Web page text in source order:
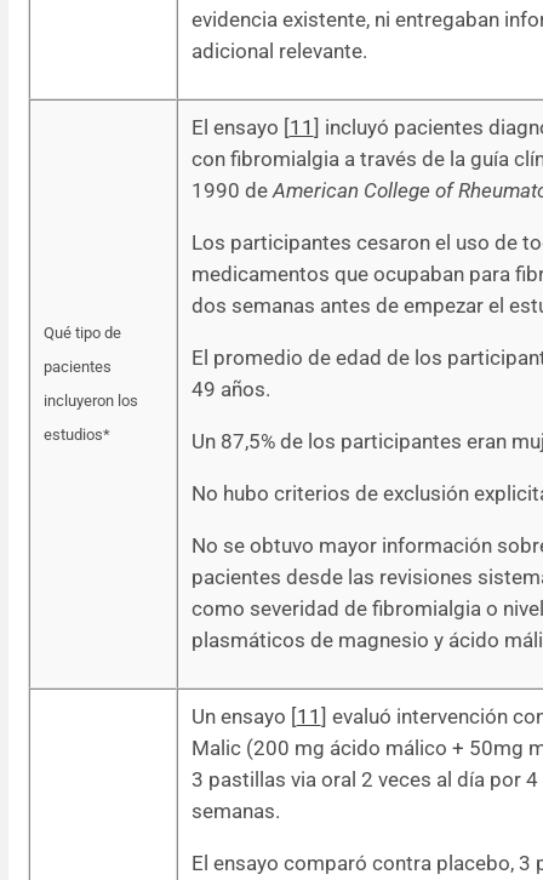
evidencia existente, ni entregaban
adicional relevante.
Qué tipo de
pacientes
incluyeron los
estudios*
El ensayo [11 ] incluyó pacientes
con fibromialgia a través de la guía
1990 de American College of
Los participantes cesaron el uso de
medicamentos que ocupaban para
dos semanas antes de empezar el
El promedio de edad de los
49 años.
Un 87,5% de los participantes eran
No hubo criterios de exclusión
No se obtuvo mayor información
pacientes desde las revisiones
como severidad de fibromialgia o
plasmáticos de magnesio y ácido
Un ensayo [11 ] evaluó intervención
Malic (200 mg ácido málico + 50mg
3 pastillas via oral 2 veces al día por 4
semanas.
El ensayo comparó contra placebo, 3